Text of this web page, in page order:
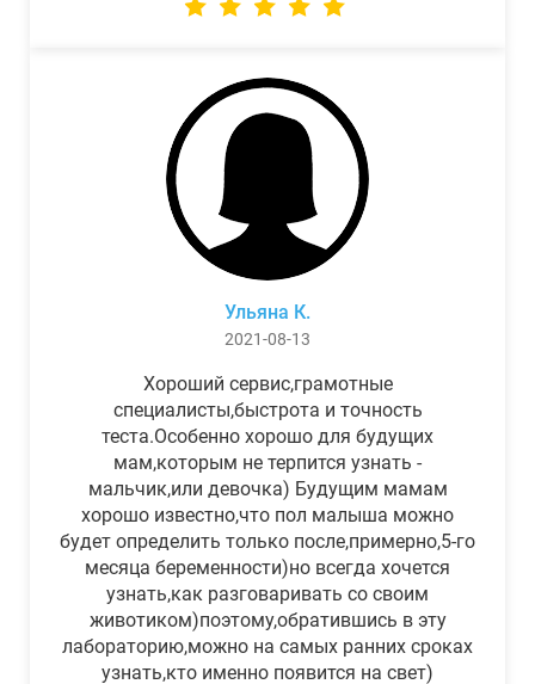
Ульяна К.
2021-08-13
Хороший сервис,грамотные
специалисты,быстрота и точность
теста.Особенно хорошо для будущих
мам,которым не терпится узнать -
мальчик,или девочка) Будущим мамам
хорошо известно,что пол малыша можно
будет определить только после,примерно,5-го
месяца беременности)но всегда хочется
узнать,как разговаривать со своим
животиком)поэтому,обратившись в эту
лабораторию,можно на самых ранних сроках
узнать,кто именно появится на свет)